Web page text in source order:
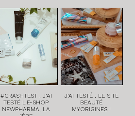
#CRASHTEST : J'AI
TESTÉ L'E-SHOP
NEWPHARMA, LA
J'AI TESTÉ : LE SITE
BEAUTÉ
MYORIGINES !